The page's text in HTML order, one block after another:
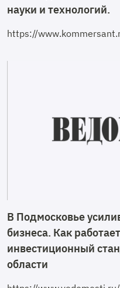
науки и технологий.
https://
В Подмосковье
бизнеса. Как
инвестиционный
области